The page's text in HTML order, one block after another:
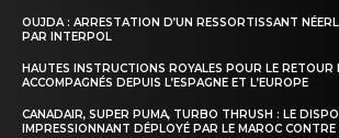
OUJDA : ARRESTATION D’UN RESSORTISSANT
PAR INTERPOL
HAUTES INSTRUCTIONS ROYALES POUR LE RETOUR
ACCOMPAGNÉS DEPUIS L’ESPAGNE ET L’EUROPE
CANADAIR, SUPER PUMA, TURBO THRUSH : LE
IMPRESSIONNANT DÉPLOYÉ PAR LE MAROC CONTRE